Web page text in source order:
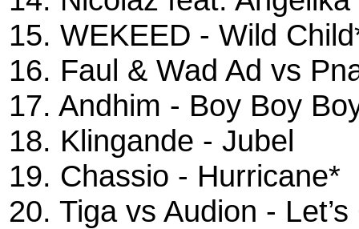
15. WEKEED - Wild
16. Faul & Wad Ad vs
17. Andhim - Boy Boy
18. Klingande - Jubel
19. Chassio - Hurricane*
20. Tiga vs Audion -